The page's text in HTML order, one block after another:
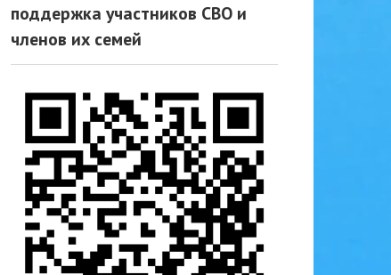
поддержка участников СВО и
членов их семей